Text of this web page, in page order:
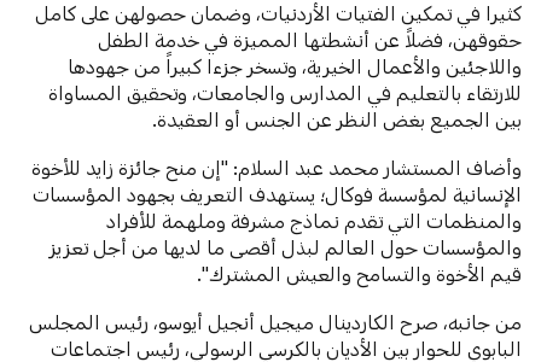
كثيرا في تمكين الفتيات الأردنيات، وضمان حصولهن على كامل
حقوقهن، فضلاً عن أنشطتها المميزة في خدمة الطفل
واللاجئين والأعمال الخيرية، وتسخر جزءا كبيراً من جهودها
للارتقاء بالتعليم في المدارس والجامعات، وتحقيق المساواة
بين الجميع بغض النظر عن الجنس أو العقيدة.
وأضاف المستشار محمد عبد السلام: "إن منح جائزة زايد للأخوة
الإنسانية لمؤسسة فوكال؛ يستهدف التعريف بجهود المؤسسات
والمنظمات التي تقدم نماذج مشرفة وملهمة للأفراد
والمؤسسات حول العالم لبذل أقصى ما لديها من أجل تعزيز
قيم الأخوة والتسامح والعيش المشترك".
من جانبه، صرح الكاردينال ميجيل أنجيل أيوسو، رئيس المجلس
البابوي للحوار بين الأديان بالكرسي الرسولي، رئيس اجتماعات